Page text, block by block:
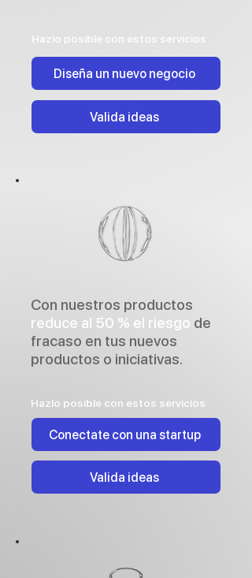
Hazlo posible con estos servicios
Diseña un nuevo negocio
Valida ideas
Con nuestros productos
reduce al 50 % el riesgo de
fracaso en tus nuevos
productos o iniciativas.
Hazlo posible con estos servicios
Conectate con una startup
Valida ideas